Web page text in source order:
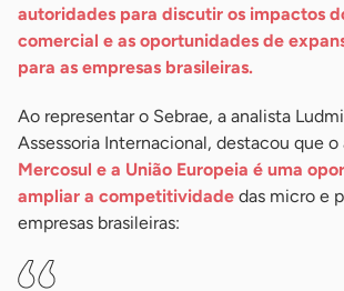
autoridades para discutir os impactos
comercial e as oportunidades de
para as empresas brasileiras.
Ao representar o Sebrae, a analista
Assessoria Internacional, destacou que
Mercosul e a União Europeia é uma
ampliar a competitividade das micro e
empresas brasileiras: